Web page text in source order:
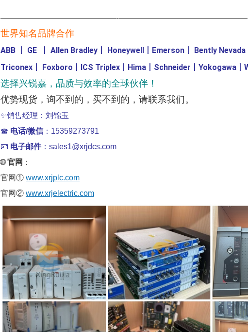
—————————————————-———————————————————
世界知名品牌合作
ABB GE Allen Bradley Honeywell Emerson Bently Nevada
Triconex
Foxboro ICS Triplex Hima Schneider Yokogawa
选择兴锐嘉，品质与效率的全球伙伴！
优势现货，询不到的，买不到的，请联系我们。
✨销售经理：刘锦玉
☎ 电话/微信：15359273791
📧 电子邮件：sales1@xrjdcs.com
🌐官网 ：
官网① www.xrjplc.com
官网② www.xrjelectric.com